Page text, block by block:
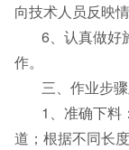
向技术人员反映情
6、认真做好
作。
三、作业步
1、准确下料
道；根据不同长